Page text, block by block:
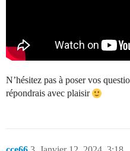
N’hésitez pas à poser vos
répondrais avec plaisir